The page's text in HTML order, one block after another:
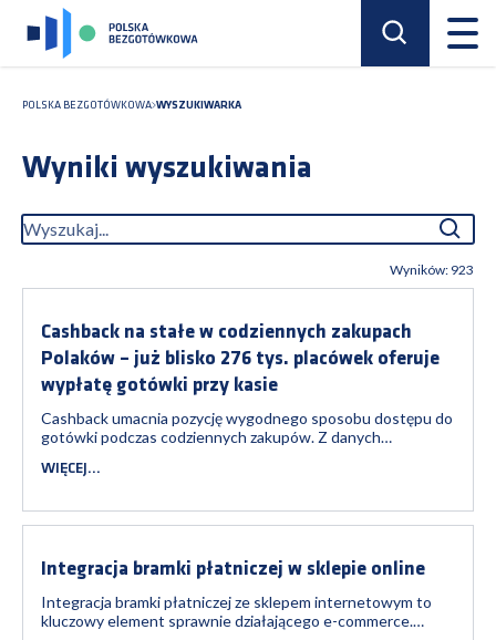
POLSKA BEZGOTÓWKOWA WYSZUKIWARKA
Wyniki wyszukiwania
Wyszukaj
Wyników: 923
Cashback na stałe w codziennych zakupach
Polaków – już blisko 276 tys. placówek oferuje
wypłatę gotówki przy kasie
Cashback umacnia pozycję wygodnego sposobu dostępu do
gotówki podczas codziennych zakupów. Z danych
2026 r. możliwość wypłaty gotówki przy kasie oferowało już
w tym sklepów, supermarketów, s...
WIĘCEJ...
Integracja bramki płatniczej w sklepie online
Integracja bramki płatniczej ze sklepem internetowym to
kluczowy element sprawnie działającego e-commerce.